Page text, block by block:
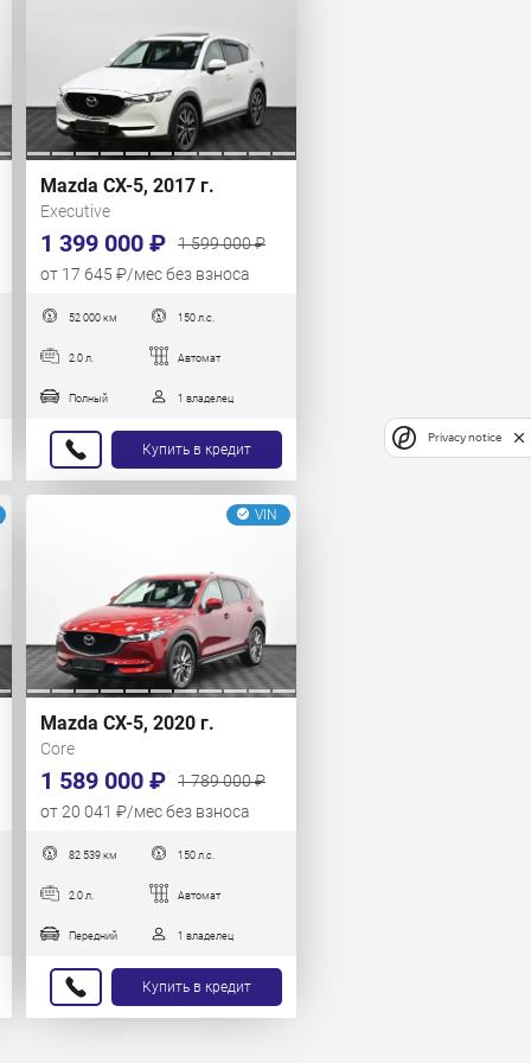
Mazda CX-5, 2017 г.
Executive
1 399 000 ₽
1 599 000 ₽
от 17 645 ₽/мес без взноса
52 000 км 150 л.с.
2.0 л. Автомат
Полный 1 владелец
Купить в кредит
VIN
Mazda CX-5, 2020 г.
Core
1 589 000 ₽
1 789 000 ₽
от 20 041 ₽/мес без взноса
82 539 км 150 л.с.
2.0 л. Автомат
Передний 1 владелец
Купить в кредит
Privacy notice